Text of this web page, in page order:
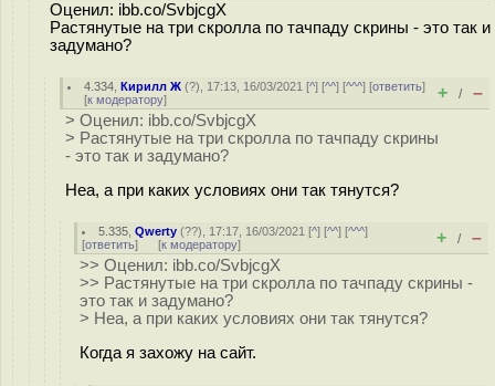
Оценил: ibb.co/SvbjcgX
Растянутые на три скролла по тачпаду скрины - это так и
задумано?
4.334 ,Кирилл Ж (?), 17:13, 16/03/2021 [^] [^^] [^^^] [ответить]
[к модератору] + / –
> Оценил: ibb.co/SvbjcgX
> Растянутые на три скролла по тачпаду скрины
- это так и задумано?
Неа, а при каких условиях они так тянутся?
5.335 ,Qwerty (??), 17:17, 16/03/2021 [^] [^^] [^^^]
[ответить] [к модератору] + / –
>> Оценил: ibb.co/SvbjcgX
>> Растянутые на три скролла по тачпаду скрины -
это так и задумано?
> Неа, а при каких условиях они так тянутся?
Когда я захожу на сайт.